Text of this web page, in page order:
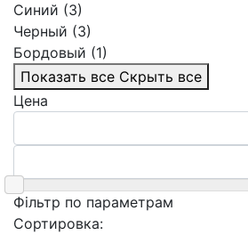
Синий (3)
Черный (3)
Бордовый (1)
Показать все Скрыть все
Цена
Фільтр по параметрам
Сортировка: